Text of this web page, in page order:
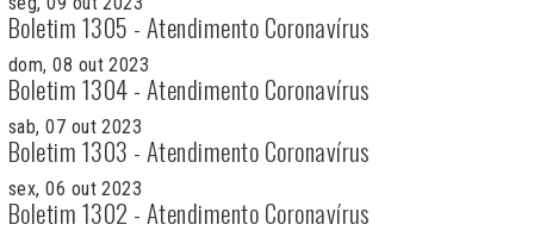
Boletim 1305 - Atendimento Coronavírus
dom, 08 out 2023
Boletim 1304 - Atendimento Coronavírus
sab, 07 out 2023
Boletim 1303 - Atendimento Coronavírus
sex, 06 out 2023
Boletim 1302 - Atendimento Coronavírus